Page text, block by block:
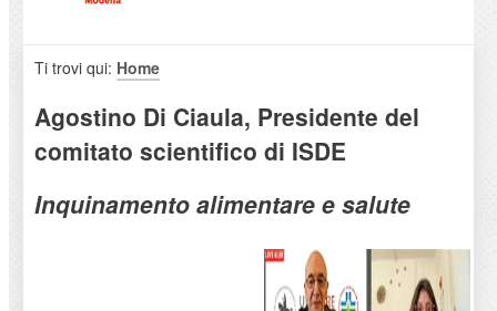
Ti trovi qui: Home
Agostino Di Ciaula, Presidente del
comitato scientifico di ISDE
Inquinamento alimentare e salute